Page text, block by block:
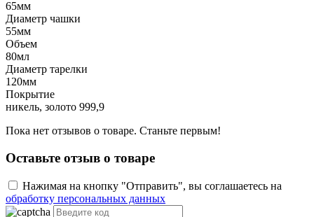
65мм
Диаметр чашки
55мм
Объем
80мл
Диаметр тарелки
120мм
Покрытие
никель, золото 999,9
Пока нет отзывов о товаре. Станьте первым!
Оставьте отзыв о товаре
Нажимая на кнопку "Отправить", вы соглашаетесь на
обработку персональных данных